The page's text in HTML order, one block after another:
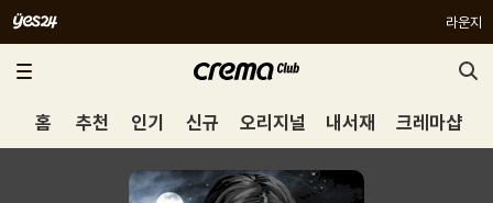
라운지
홈 추천 인기 신규 오리지널 내서재 크레마샵